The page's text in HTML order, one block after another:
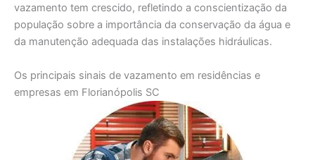
vazamento tem crescido, refletindo a conscientização da
população sobre a importância da conservação da água e
da manutenção adequada das instalações hidráulicas.
Os principais sinais de vazamento em residências e
empresas em Florianópolis SC